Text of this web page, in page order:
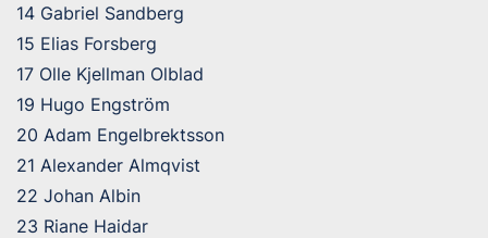
14 Gabriel Sandberg
15 Elias Forsberg
17 Olle Kjellman Olblad
19 Hugo Engström
20 Adam Engelbrektsson
21 Alexander Almqvist
22 Johan Albin
23 Riane Haidar